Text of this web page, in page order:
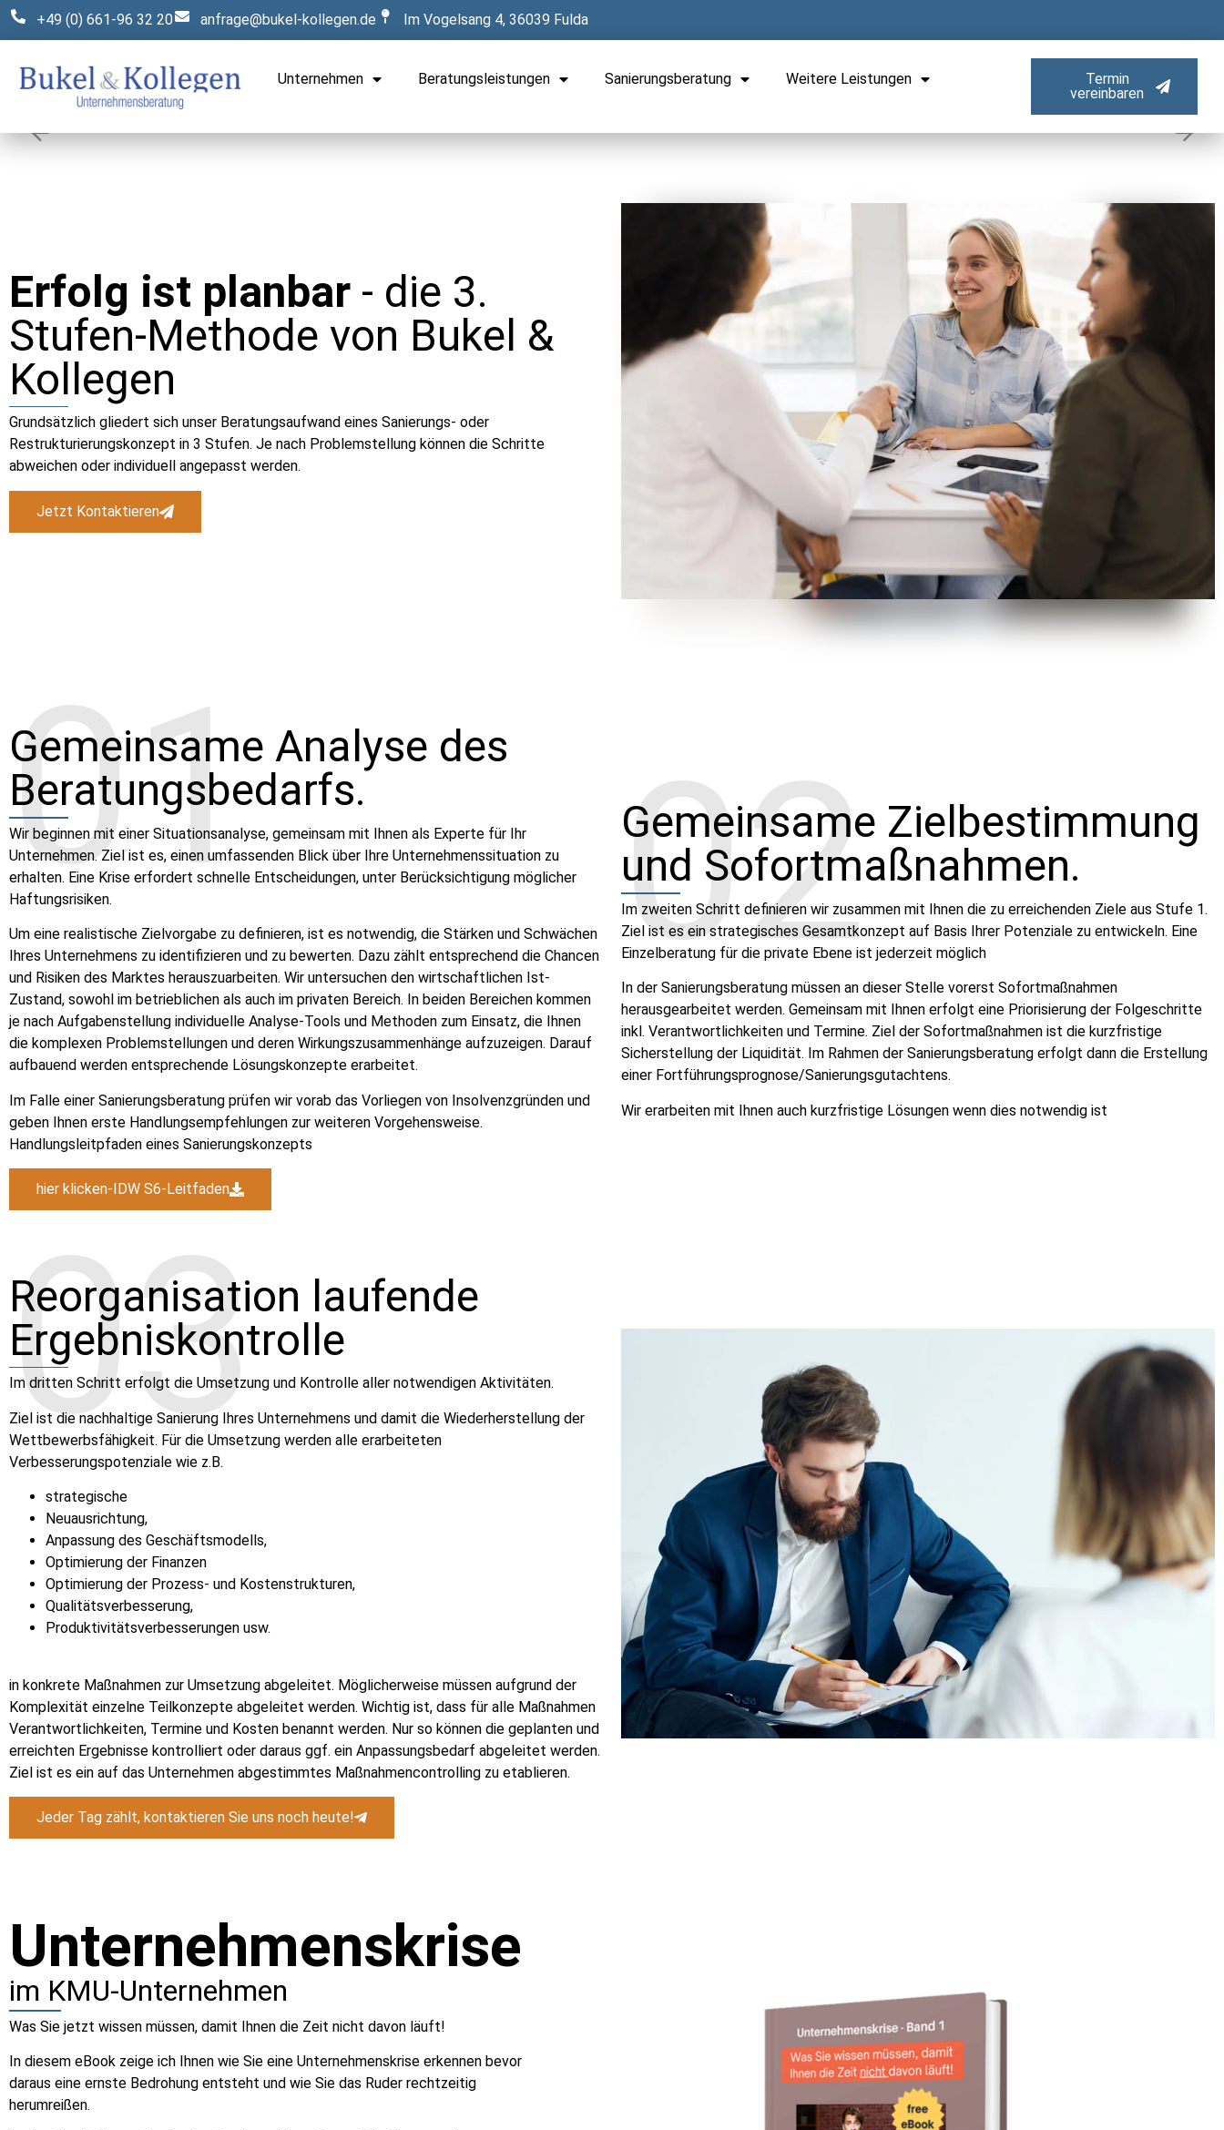
+49 (0) 661-96 32 20 anfrage@bukel-kollegen.de Im Vogelsang 4, 36039 Fulda
Unternehmen Beratungsleistungen Sanierungsberatung Weitere Leistungen
Termin
vereinbaren
Erfolg ist planbar - die 3.
Stufen-Methode von Bukel &
Kollegen
Grundsätzlich gliedert sich unser Beratungsaufwand eines Sanierungs- oder
Restrukturierungskonzept in 3 Stufen. Je nach Problemstellung können die Schritte
abweichen oder individuell angepasst werden.
Jetzt Kontaktieren
02
Gemeinsame Zielbestimmung
und Sofortmaßnahmen.
Im zweiten Schritt definieren wir zusammen mit Ihnen die zu erreichenden Ziele aus Stufe 1.
Ziel ist es ein strategisches Gesamtkonzept auf Basis Ihrer Potenziale zu entwickeln. Eine
Einzelberatung für die private Ebene ist jederzeit möglich
In der Sanierungsberatung müssen an dieser Stelle vorerst Sofortmaßnahmen
herausgearbeitet werden. Gemeinsam mit Ihnen erfolgt eine Priorisierung der Folgeschritte
inkl. Verantwortlichkeiten und Termine. Ziel der Sofortmaßnahmen ist die kurzfristige
Sicherstellung der Liquidität. Im Rahmen der Sanierungsberatung erfolgt dann die Erstellung
einer Fortführungsprognose/Sanierungsgutachtens.
Wir erarbeiten mit Ihnen auch kurzfristige Lösungen wenn dies notwendig ist
01
Gemeinsame Analyse des
Beratungsbedarfs.
Wir beginnen mit einer Situationsanalyse, gemeinsam mit Ihnen als Experte für Ihr
Unternehmen. Ziel ist es, einen umfassenden Blick über Ihre Unternehmenssituation zu
erhalten. Eine Krise erfordert schnelle Entscheidungen, unter Berücksichtigung möglicher
Haftungsrisiken.
Um eine realistische Zielvorgabe zu definieren, ist es notwendig, die Stärken und Schwächen
Ihres Unternehmens zu identifizieren und zu bewerten. Dazu zählt entsprechend die Chancen
und Risiken des Marktes herauszuarbeiten. Wir untersuchen den wirtschaftlichen Ist-
Zustand, sowohl im betrieblichen als auch im privaten Bereich. In beiden Bereichen kommen
je nach Aufgabenstellung individuelle Analyse-Tools und Methoden zum Einsatz, die Ihnen
die komplexen Problemstellungen und deren Wirkungszusammenhänge aufzuzeigen. Darauf
aufbauend werden entsprechende Lösungskonzepte erarbeitet.
Im Falle einer Sanierungsberatung prüfen wir vorab das Vorliegen von Insolvenzgründen und
geben Ihnen erste Handlungsempfehlungen zur weiteren Vorgehensweise.
Handlungsleitpfaden eines Sanierungskonzepts
hier klicken-IDW S6-Leitfaden
03
Reorganisation laufende
Ergebniskontrolle
Im dritten Schritt erfolgt die Umsetzung und Kontrolle aller notwendigen Aktivitäten.
Ziel ist die nachhaltige Sanierung Ihres Unternehmens und damit die Wiederherstellung der
Wettbewerbsfähigkeit. Für die Umsetzung werden alle erarbeiteten
Verbesserungspotenziale wie z.B.
strategische
Neuausrichtung,
Anpassung des Geschäftsmodells,
Optimierung der Finanzen
Optimierung der Prozess- und Kostenstrukturen,
Qualitätsverbesserung,
Produktivitätsverbesserungen usw.
in konkrete Maßnahmen zur Umsetzung abgeleitet. Möglicherweise müssen aufgrund der
Komplexität einzelne Teilkonzepte abgeleitet werden. Wichtig ist, dass für alle Maßnahmen
Verantwortlichkeiten, Termine und Kosten benannt werden. Nur so können die geplanten und
erreichten Ergebnisse kontrolliert oder daraus ggf. ein Anpassungsbedarf abgeleitet werden.
Ziel ist es ein auf das Unternehmen abgestimmtes Maßnahmencontrolling zu etablieren.
Jeder Tag zählt, kontaktieren Sie uns noch heute!
Unternehmenskrise
im KMU-Unternehmen
Was Sie jetzt wissen müssen, damit Ihnen die Zeit nicht davon läuft!
In diesem eBook zeige ich Ihnen wie Sie eine Unternehmenskrise erkennen bevor
daraus eine ernste Bedrohung entsteht und wie Sie das Ruder rechtzeitig
herumreißen.